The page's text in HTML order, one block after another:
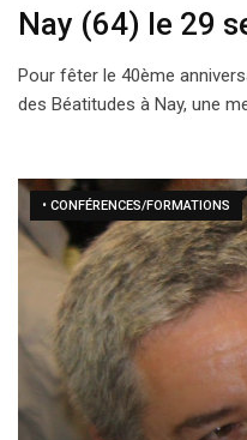
Nay (64) le 29
Pour fêter le 40ème
des Béatitudes à Nay, une
• CONFÉRENCES/FORMATIONS